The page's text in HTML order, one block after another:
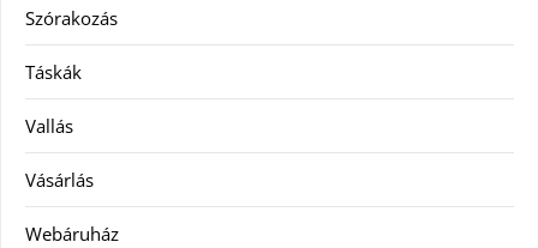
Szórakozás
Táskák
Vallás
Vásárlás
Webáruház